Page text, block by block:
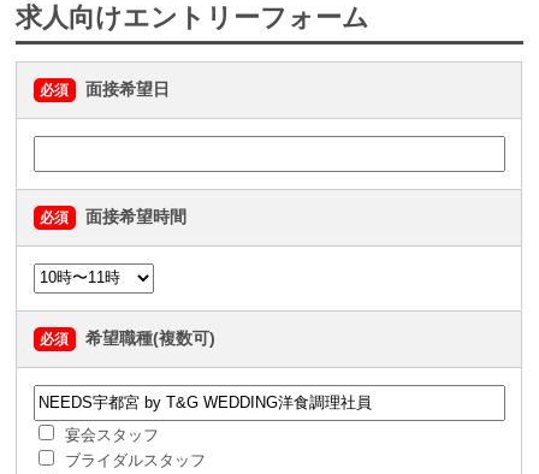
求人向けエントリーフォーム
必須 面接希望日
必須 面接希望時間
必須 希望職種(複数可)
宴会スタッフ
ブライダルスタッフ